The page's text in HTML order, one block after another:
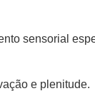
sensorial
e plenitude.